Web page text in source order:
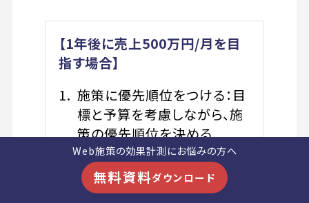
【1年後に売上500万円/月を目
指す場合】
施策に優先順位をつける：目
標と予算を考慮しながら、施
策の優先順位を決める
例）リスティング広告＞SEO
＞メルマガ配信など
年間の計画を立てる：何をい
Web施策の効果計測にお悩みの方へ
無料資料ダウンロード